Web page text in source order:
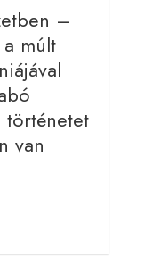
–
múlt
történetet
van